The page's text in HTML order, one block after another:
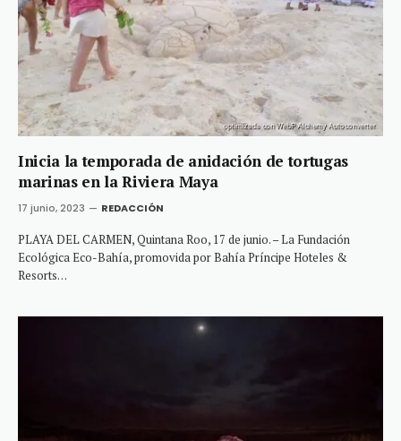
Inicia la temporada de anidación de tortugas
marinas en la Riviera Maya
17 junio, 2023 REDACCIÓN
PLAYA DEL CARMEN, Quintana Roo, 17 de junio. – La Fundación
Ecológica Eco-Bahía, promovida por Bahía Príncipe Hoteles &
Resorts…